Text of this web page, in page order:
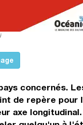
concernés.
de repère
axe